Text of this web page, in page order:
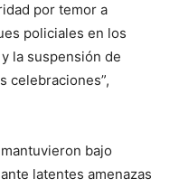
por temor a
policiales en los
la suspensión de
celebraciones”,
bajo
latentes amenazas